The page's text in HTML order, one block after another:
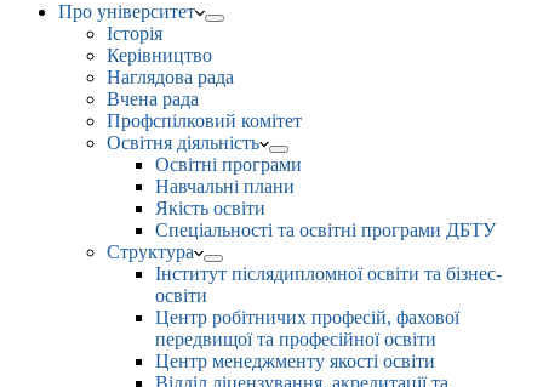
Про університет
Історія
Керівництво
Наглядова рада
Вчена рада
Профспілковий комітет
Освітня діяльність
Освітні програми
Навчальні плани
Якість освіти
Спеціальності та освітні програми ДБТУ
Структура
Інститут післядипломної освіти та бізнес-
освіти
Центр робітничих професій, фахової
передвищої та професійної освіти
Центр менеджменту якості освіти
Відділ ліцензування, акредитації та